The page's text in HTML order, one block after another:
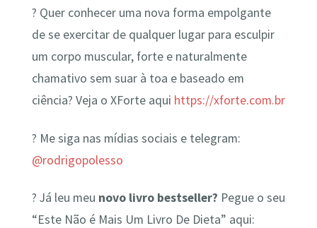
? Quer conhecer uma nova forma empolgante
de se exercitar de qualquer lugar para esculpir
um corpo muscular, forte e naturalmente
chamativo sem suar à toa e baseado em
ciência? Veja o XForte aqui https://xforte.com.br
? Me siga nas mídias sociais e telegram:
@rodrigopolesso
? Já leu meu novo livro bestseller? Pegue o seu
“Este Não é Mais Um Livro De Dieta” aqui: